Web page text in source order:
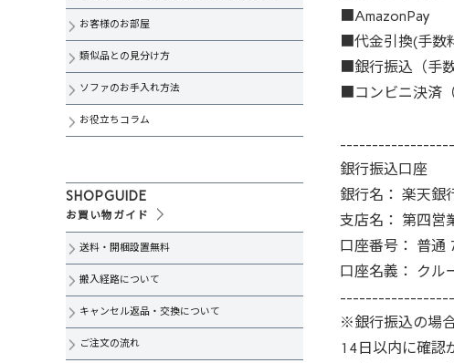
■AmazonPay
■代金引換(手数
■銀行振込（手
■コンビニ決済
銀行振込口座
銀行名： 楽天銀
支店名： 第四営
口座番号： 普
口座名義： クル
※銀行振込の場
14日以内に確認
お客様のお部屋
類似品との見分け方
ソファのお手入れ方法
お役立ちコラム
SHOPGUIDE
お買い物ガイド
送料・開梱設置無料
搬入経路について
キャンセル返品・交換について
ご注文の流れ